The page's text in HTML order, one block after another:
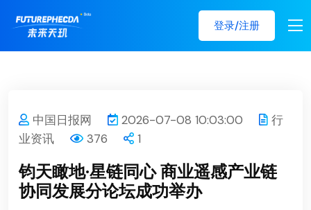
登录/注册
中国日报网 2026-07-08 10:03:00
行
业资讯
376 1
钧天瞰地·星链同心 商业遥感产业链
协同发展分论坛成功举办